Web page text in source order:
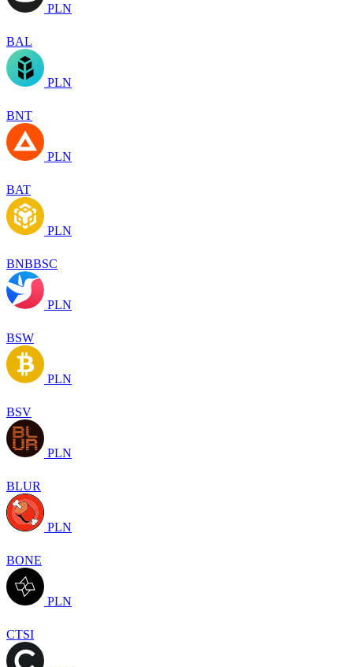
PLN
BAL
PLN
BNT
PLN
BAT
PLN
BNBBSC
PLN
BSW
PLN
BSV
PLN
BLUR
PLN
BONE
PLN
CTSI